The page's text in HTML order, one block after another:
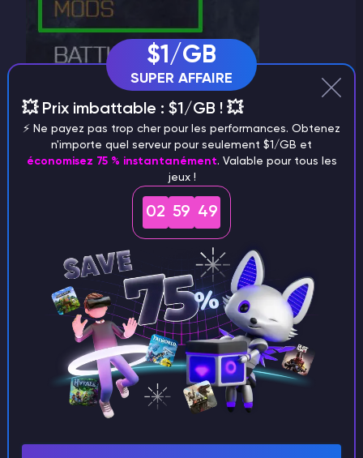
3) Faites un clic droit sur la modification
, puis cliquez surOuvrir le dossier
verrez le dossier contenant les fichiers de cette
enregistrez-le.
$1/GB
SUPER AFFAIRE
💥 Prix imbattable : $1/GB ! 💥
⚡️ Ne payez pas trop cher pour les performances. Obtenez
n'importe quel serveur pour seulement $1/GB et
économisez 75 % instantanément. Valable pour tous les
jeux !
02 59 49